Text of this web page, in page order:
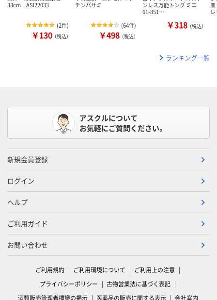
33cm ASI22033
(2件)
￥130 （税込）
チンバサミ
(64件)
￥498 （税込）
ンレス万能トング ミニ
61-851…
￥318 （税込）
皿
ランキング一覧
アスクルについて
お気軽にご質問ください。
新規会員登録
ログイン
ヘルプ
ご利用ガイド
お問い合わせ
ご利用規約 ご利用環境について
ご利用上の注意
プライバシーポリシー
古物営業法に基づく表記
酒類販売管理者標識の掲示
医薬品の販売に関する表示 会社案内